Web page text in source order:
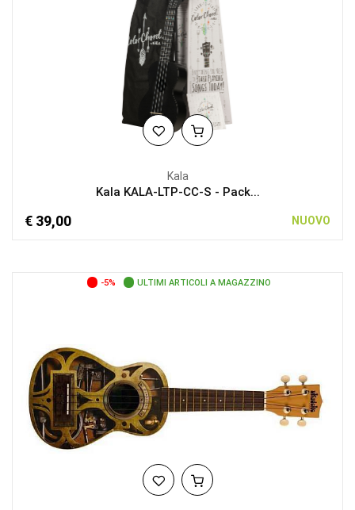
Kala
Kala KALA-LTP-CC-S - Pack...
€ 39,00 NUOVO
-5% ULTIMI ARTICOLI A MAGAZZINO